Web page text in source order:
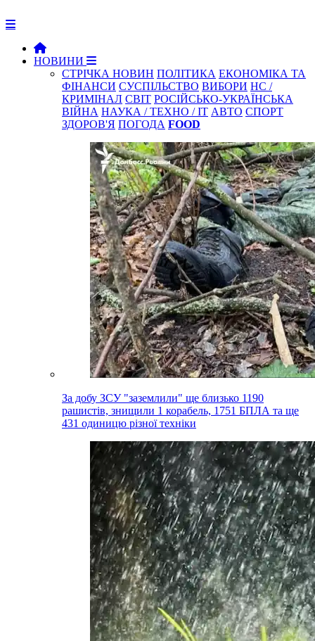
НОВИНИ
СТРІЧКА НОВИН ПОЛІТИКА ЕКОНОМІКА ТА
ФІНАНСИ СУСПІЛЬСТВО ВИБОРИ НС /
КРИМІНАЛ СВІТ РОСІЙСЬКО-УКРАЇНСЬКА
ВІЙНА НАУКА / ТЕХНО / IT АВТО СПОРТ
ЗДОРОВ'Я ПОГОДА FOOD
За добу ЗСУ "заземлили" ще близько 1190
рашистів, знищили 1 корабель, 1751 БПЛА та ще
431 одиницю різної техніки